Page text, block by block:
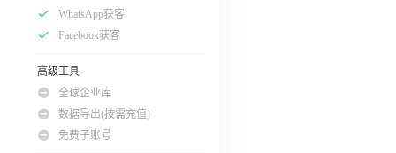
WhatsApp获客
Facebook获客
高级工具
全球企业库
数据导出(按需充值)
免费子账号